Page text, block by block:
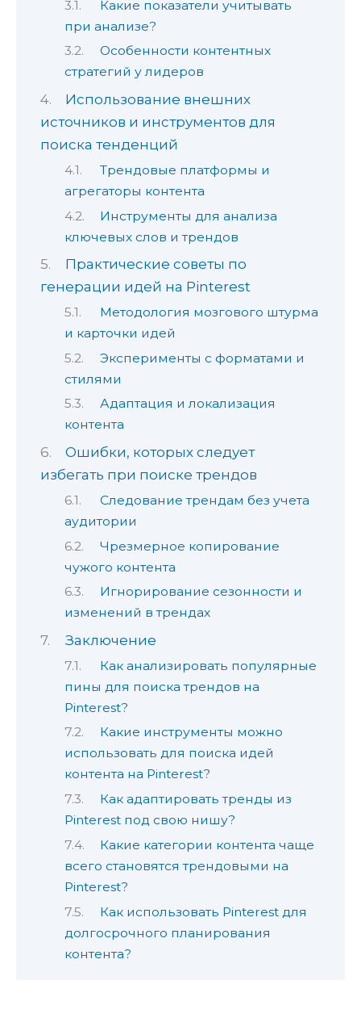
Какие показатели учитывать
при анализе?
Особенности контентных
стратегий у лидеров
Использование внешних
источников и инструментов для
поиска тенденций
Трендовые платформы и
агрегаторы контента
Инструменты для анализа
ключевых слов и трендов
Практические советы по
генерации идей на Pinterest
Методология мозгового штурма
и карточки идей
Эксперименты с форматами и
стилями
Адаптация и локализация
контента
Ошибки, которых следует
избегать при поиске трендов
Следование трендам без учета
аудитории
Чрезмерное копирование
чужого контента
Игнорирование сезонности и
изменений в трендах
Заключение
Как анализировать популярные
пины для поиска трендов на
Pinterest?
Какие инструменты можно
использовать для поиска идей
контента на Pinterest?
Как адаптировать тренды из
Pinterest под свою нишу?
Какие категории контента чаще
всего становятся трендовыми на
Pinterest?
Как использовать Pinterest для
долгосрочного планирования
контента?